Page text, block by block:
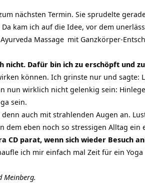
nächsten Termin. Sie sprudelte
kam ich auf die Idee, vor dem
Ayurveda Massage mit Ganzkörper-
nicht. Dafür bin ich zu erschöpft und
können. Ich grinste nur und sagte:
nun wirklich nicht gelenkig sein:
sein.
auch mit strahlenden Augen an.
eben noch so stressigen Alltag ein
CD parat, wenn sich wieder Besuch
ich mir einfach mal Zeit für ein
Meinberg.